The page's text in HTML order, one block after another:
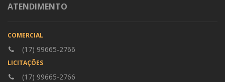
ATENDIMENTO
COMERCIAL
(17) 99665-2766
LICITAÇÕES
(17) 99665-2766